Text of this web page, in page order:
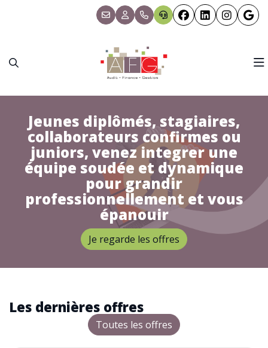
Comptabilité et Fiscalité
Social et RH
Création d'entreprise
NOTRE CABINET
Présentation
Bureau
OUTILS DIGITAUX
ACTUALITÉS
Vos infos métiers
Jeunes diplômés, stagiaires,
collaborateurs confirmes ou
juniors, venez integrer une
équipe soudée et dynamique
pour grandir
professionnellement et vous
épanouir
Je regarde les offres
Les dernières offres
Toutes les offres